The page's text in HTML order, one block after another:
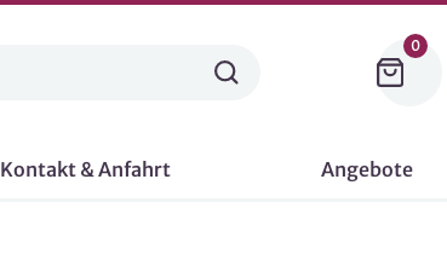
0
Kontakt & Anfahrt Angebote